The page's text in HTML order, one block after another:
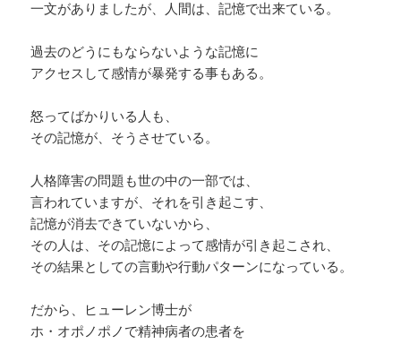
一文がありましたが、人間は、記憶で出来ている。
過去のどうにもならないような記憶に
アクセスして感情が暴発する事もある。
怒ってばかりいる人も、
その記憶が、そうさせている。
人格障害の問題も世の中の一部では、
言われていますが、それを引き起こす、
記憶が消去できていないから、
その人は、その記憶によって感情が引き起こされ、
その結果としての言動や行動パターンになっている。
だから、ヒューレン博士が
ホ・オポノポノで精神病者の患者を